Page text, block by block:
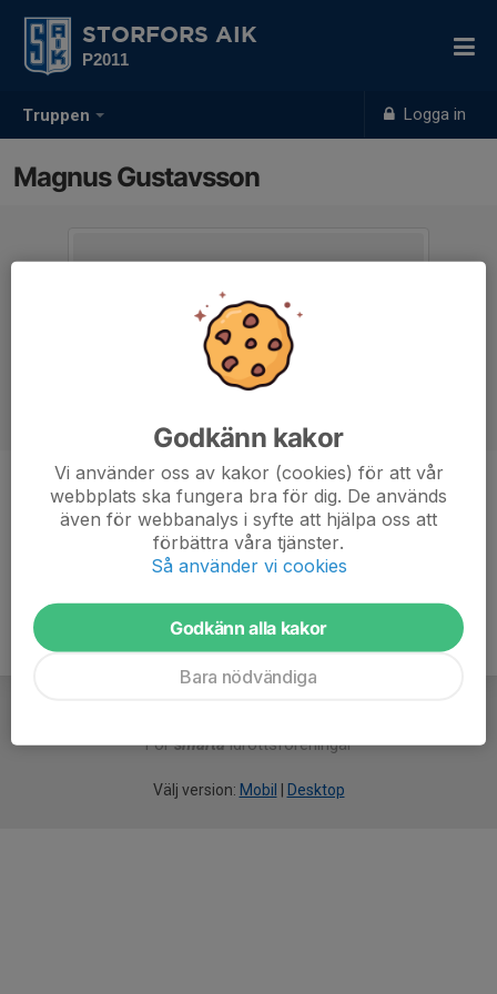
Truppen Logga in
STORFORS AIK
P2011
Magnus Gustavsson
Titel
Tränare
55 år
Försmartaidrottsföreningar
Välj version: Mobil Desktop
Godkänn kakor
Vi använder oss av kakor (cookies) för att vår
webbplats ska fungera bra för dig. De används
även för webbanalys i syfte att hjälpa oss att
förbättra våra tjänster.
Så använder vi cookies
Godkänn alla kakor
Bara nödvändiga